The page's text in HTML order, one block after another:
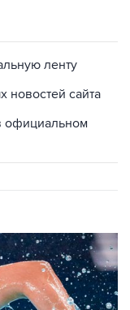
сайта
официальном